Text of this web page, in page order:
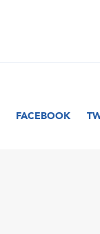
FACEBOOK